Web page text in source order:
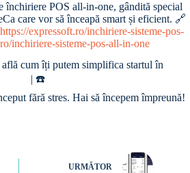
închiriere POS all-in-one, gândită special
care vor să înceapă smart și eficient. 🔗
https://expressoft.ro/inchiriere-sisteme-pos-
inchiriere-sisteme-pos-all-in-one
află cum îți putem simplifica startul în
| ☎️
fără stres. Hai să începem împreună!
URMĂTOR